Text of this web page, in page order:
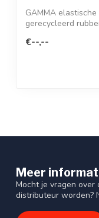
GAMMA
gerecycleerd
€--,--
Meer
Mocht je vragen over
distributeur worden?